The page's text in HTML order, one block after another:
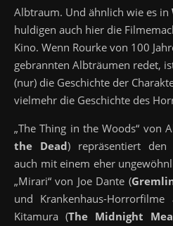
Albtraum. Und ähnlich wie es in
huldigen auch hier die
Kino. Wenn Rourke von 100
gebrannten Albträumen redet,
(nur) die Geschichte der
vielmehr die Geschichte des
„The Thing in the Woods“ von
the Dead) repräsentiert den
auch mit einem eher
„Mirari“ von Joe Dante (
und Krankenhaus-
Kitamura (The Midnight